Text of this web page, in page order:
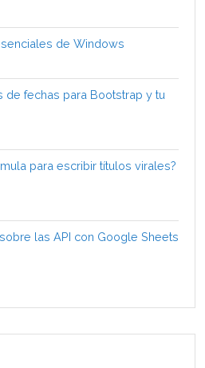
de Windows
fechas para Bootstrap y tu
para escribir títulos virales?
las API con Google Sheets